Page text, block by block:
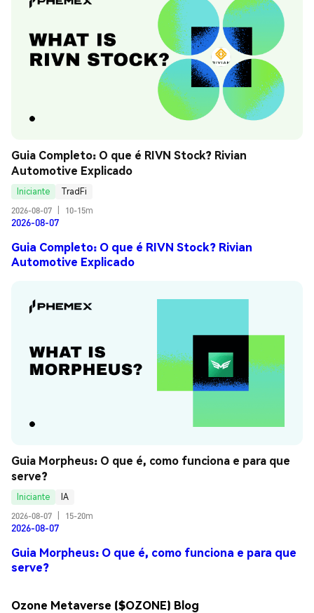
Guia Completo: O que é RIVN Stock? Rivian
Automotive Explicado
Iniciante
TradFi
2026-08-07
10-15m
2026-08-07
Guia Completo: O que é RIVN Stock? Rivian
Automotive Explicado
Guia Morpheus: O que é, como funciona e para que
serve?
Iniciante
IA
2026-08-07
15-20m
2026-08-07
Guia Morpheus: O que é, como funciona e para que
serve?
Ozone Metaverse ($OZONE) Blog